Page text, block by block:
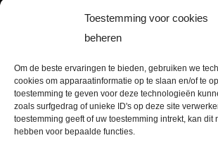
Toestemming voor cookies
beheren
Om de beste ervaringen te bieden, gebruiken we
cookies om apparaatinformatie op te slaan en/of te
toestemming te geven voor deze technologieën
zoals surfgedrag of unieke ID's op deze site
toestemming geeft of uw toestemming intrekt, kan dit
hebben voor bepaalde functies.